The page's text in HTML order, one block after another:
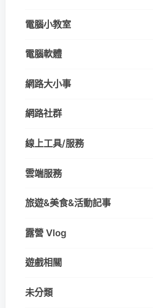
電腦小教室
電腦軟體
網路大小事
網路社群
線上工具/服務
雲端服務
旅遊&美食&活動記事
露營 Vlog
遊戲相關
未分類